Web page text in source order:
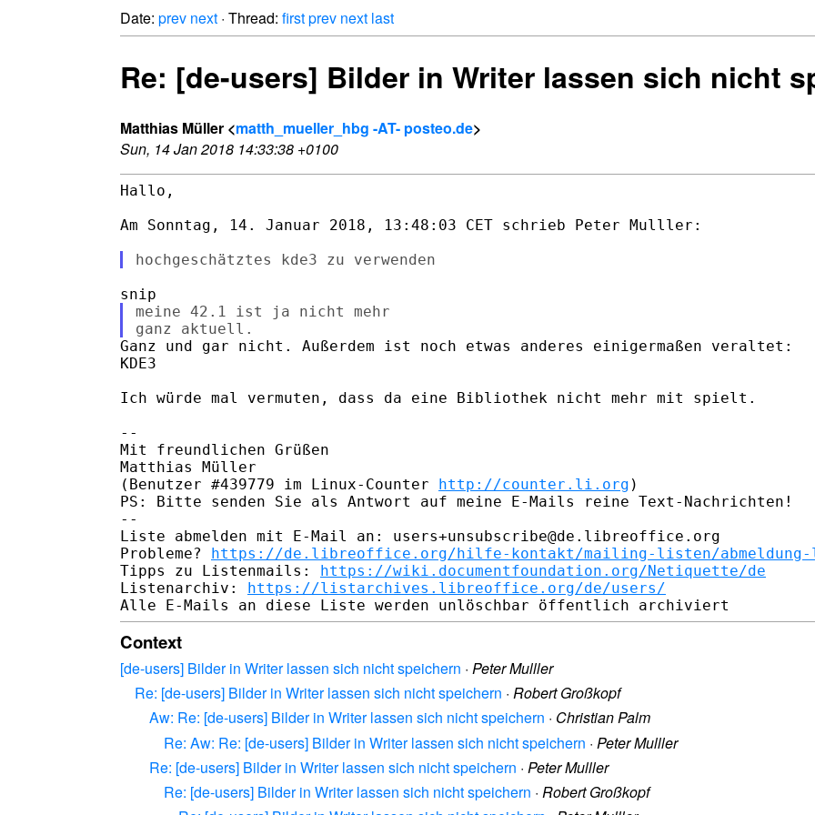
Date: prev next · Thread: firstprev next last
Re: [de-users] Bilder in Writer lassen sich nicht
Matthias Müller <matth_mueller_hbg -AT- posteo.de>
Sun, 14 Jan 2018 14:33:38 +0100
Hallo,
Am Sonntag, 14. Januar 2018, 13:48:03 CET schrieb Peter Mulller:
meine 42.1 ist ja nicht mehr
Ganz und gar nicht. Außerdem ist noch etwas anderes einigermaßen veraltet:
KDE3
Ich würde mal vermuten, dass da eine Bibliothek nicht mehr mit spielt.
--
Mit freundlichen Grüßen
Matthias Müller
(Benutzer #439779 im Linux-Counter http://counter.li.org )
PS: Bitte senden Sie als Antwort auf meine E-Mails reine Text-Nachrichten!
--
Liste abmelden mit E-Mail an: users+unsubscribe@de.libreoffice.org
Probleme? https://de.libreoffice.org/hilfe-kontakt/mailing-listen/
Tipps zu Listenmails: https://wiki.documentfoundation.org/Netiquette/de
Listenarchiv: https://listarchives.libreoffice.org/de/users/
Context
[de-users] Bilder in Writer lassen sich nicht speichern · Peter Mulller
Re: [de-users] Bilder in Writer lassen sich nicht speichern · Robert Großkopf
Aw: Re: [de-users] Bilder in Writer lassen sich nicht speichern · Christian Palm
Re: Aw: Re: [de-users] Bilder in Writer lassen sich nicht speichern · Peter Mulller
Re: [de-users] Bilder in Writer lassen sich nicht speichern · Peter Mulller
Re: [de-users] Bilder in Writer lassen sich nicht speichern · Robert Großkopf